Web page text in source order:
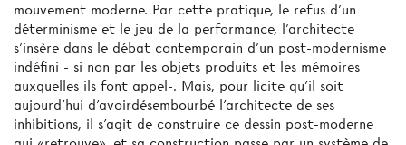
mouvement moderne. Par cette pratique, le refus d'un
déterminisme et le jeu de la performance, l'architecte
s'insère dans le débat contemporain d'un post-modernisme
indéfini - si non par les objets produits et les mémoires
auxquelles ils font appel-. Mais, pour licite qu'il soit
aujourd'hui d'avoirdésembourbé l'architecte de ses
inhibitions, il s'agit de construire ce dessin post-moderne